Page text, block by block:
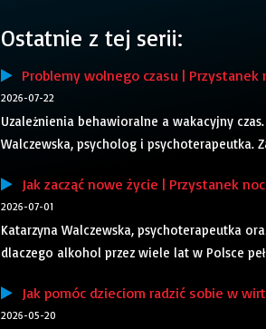
Ostatnie z tej serii:
Problemy wolnego czasu | Przystanek
2026-07-22
Uzależnienia behawioralne a wakacyjny
Walczewska, psycholog i psychoterapeutka.
Jak zacząć nowe życie | Przystanek noc
2026-07-01
Katarzyna Walczewska, psychoterapeutka
dlaczego alkohol przez wiele lat w Polsce
Jak pomóc dzieciom radzić sobie w
2026-05-20